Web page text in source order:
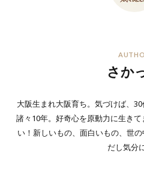
さか
大阪生まれ大阪育ち。気づけば、
諸々10年。好奇心を原動力に生き
い！新しいもの、面白いもの、世
だし気分